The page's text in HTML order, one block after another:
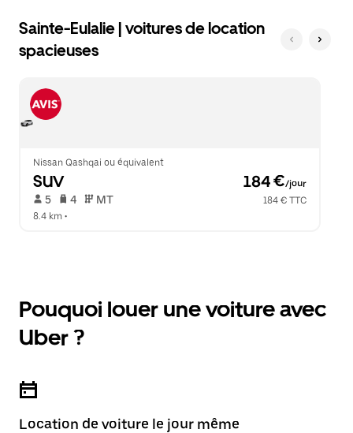
Sainte-Eulalie | voitures de location
spacieuses
Nissan Qashqai ou équivalent
SUV 184 €/jour
5 4 MT
184 € TTC
8.4 km •
Pouquoi louer une voiture avec
Uber ?
Location de voiture le jour même